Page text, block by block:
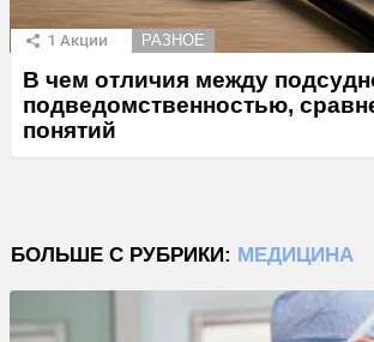
1 Акции РАЗНОЕ
В чем отличия между
подведомственностью,
понятий
БОЛЬШЕ С РУБРИКИ: МЕДИЦИНА